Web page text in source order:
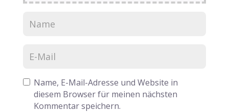
Name, E-Mail-Adresse und Website in
diesem Browser für meinen nächsten
Kommentar speichern.